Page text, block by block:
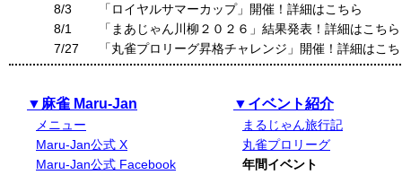
8/3
「ロイヤルサマーカップ」開催！詳細はこちら
8/1
「まあじゃん川柳２０２６」結果発表！詳細はこちら
7/27
「丸雀プロリーグ昇格チャレンジ」開催！詳細はこ
▼麻雀 Maru-Jan
メニュー
Maru-Jan公式 X
Maru-Jan公式 Facebook
▼イベント紹介
まるじゃん旅行記
丸雀プロリーグ
年間イベント